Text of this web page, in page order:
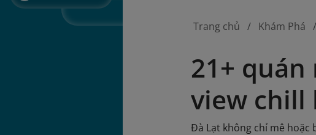
Trang chủ Khám Phá
21+
view chill
Đà Lạt không chỉ mê hoặc